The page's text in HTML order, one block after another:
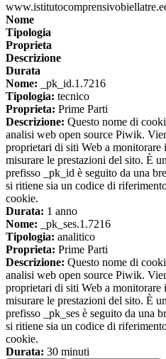
Nome
Tipologia
Proprieta
Descrizione
Durata
Nome: _pk_id.1.7216
Tipologia: tecnico
Proprieta: Prime Parti
Descrizione: Questo nome di
analisi web open source Piwik.
proprietari di siti Web a
misurare le prestazioni del sito. È
prefisso _pk_id è seguito da una
si ritiene sia un codice di
cookie.
Durata: 1 anno
Nome: _pk_ses.1.7216
Tipologia: analitico
Proprieta: Prime Parti
Descrizione: Questo nome di
analisi web open source Piwik.
proprietari di siti Web a
misurare le prestazioni del sito. È
prefisso _pk_ses è seguito da una
si ritiene sia un codice di
cookie.
Durata: 30 minuti